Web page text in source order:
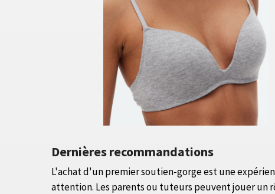
Dernières recommandations
L'achat d'un premier soutien-gorge est une
attention. Les parents ou tuteurs peuvent jouer un